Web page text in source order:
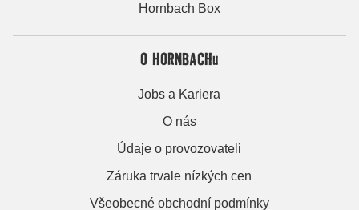
Hornbach Box
O HORNBACHu
Jobs a Kariera
O nás
Údaje o provozovateli
Záruka trvale nízkých cen
Všeobecné obchodní podmínky